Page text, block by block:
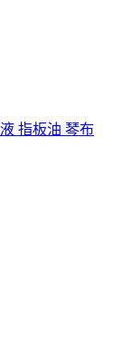
指板油 琴布